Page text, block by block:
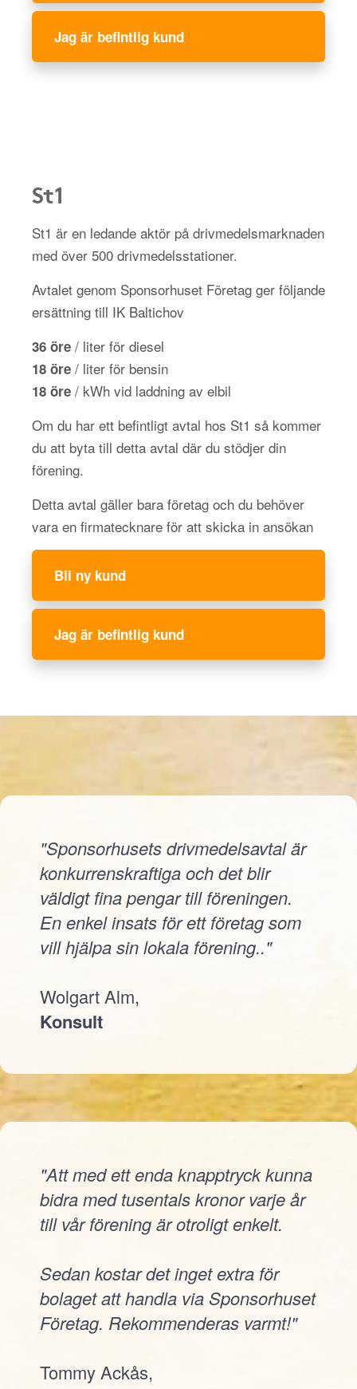
Jag är befintlig kund
St1
St1 är en ledande aktör på drivmedelsmarknaden
med över 500 drivmedelsstationer.
Avtalet genom Sponsorhuset Företag ger följande
ersättning till IK Baltichov
36 öre / liter för diesel
18 öre / liter för bensin
18 öre / kWh vid laddning av elbil
Om du har ett befintligt avtal hos St1 så kommer
du att byta till detta avtal där du stödjer din
förening.
Detta avtal gäller bara företag och du behöver
vara en firmatecknare för att skicka in ansökan
Bli ny kund
Jag är befintlig kund
"Sponsorhusets drivmedelsavtal är
konkurrenskraftiga och det blir
väldigt fina pengar till föreningen.
En enkel insats för ett företag som
vill hjälpa sin lokala förening.."
Wolgart Alm,
Konsult
"Att med ett enda knapptryck kunna
bidra med tusentals kronor varje år
till vår förening är otroligt enkelt.
Sedan kostar det inget extra för
bolaget att handla via Sponsorhuset
Företag. Rekommenderas varmt!"
Tommy Ackås,